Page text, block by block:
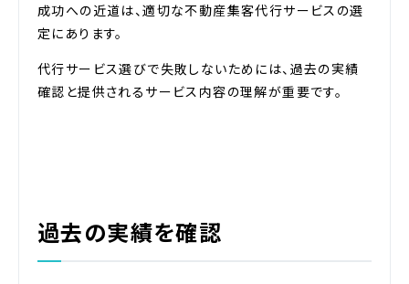
成功への近道は、適切な不動産集客代行サービスの選
定にあります。
代行サービス選びで失敗しないためには、過去の実績
確認と提供されるサービス内容の理解が重要です。
過去の実績を確認